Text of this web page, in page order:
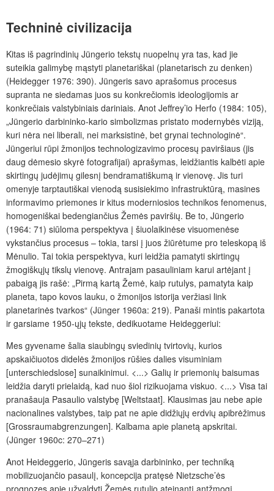
Techninė civilizacija
Kitas iš pagrindinių Jüngerio tekstų nuopelnų yra tas, kad jie
suteikia galimybę mąstyti planetariškai (planetarisch zu denken)
(Heidegger 1976: 390). Jüngeris savo aprašomus procesus
supranta ne siedamas juos su konkrečiomis ideologijomis ar
konkrečiais valstybiniais dariniais. Anot Jeffrey’io Herfo (1984: 105),
„Jüngerio darbininko-kario simbolizmas pristato modernybės viziją,
kuri nėra nei liberali, nei marksistinė, bet grynai technologinė“.
Jüngeriui rūpi žmonijos technologizavimo procesų paviršiaus (jis
daug dėmesio skyrė fotografijai) aprašymas, leidžiantis kalbėti apie
skirtingų judėjimų gilesnį bendramatiškumą ir vienovę. Jis turi
omenyje tarptautiškai vienodą susisiekimo infra­struktūrą, masines
informavimo priemones ir kitus moderniosios technikos fenomenus,
homogeniškai bedengiančius Žemės paviršių. Be to, Jüngerio
(1964: 71) siūloma perspektyva į šiuolaikinėse visuomenėse
vykstančius procesus – tokia, tarsi į juos žiūrėtume pro teleskopą iš
Mėnulio. Tai tokia perspektyva, kuri leidžia pamatyti skirtingų
žmogiškųjų tikslų vienovę. Antrajam pasauliniam karui artėjant į
pabaigą jis rašė: „Pirmą kartą Žemė, kaip rutulys, pamatyta kaip
planeta, tapo kovos lauku, o žmonijos istorija veržiasi link
planetarinės tvarkos“ (Jünger 1960a: 219). Panaši mintis pakartota
ir garsiame 1950-ųjų tekste, dedikuotame Heideggeriui:
Mes gyvename šalia siaubingų sviedinių tvirtovių, kurios
apskaičiuotos didelės žmonijos rūšies dalies visuminiam
[unterschiedslose] sunaikinimui. <...> Galių ir priemonių baisumas
leidžia daryti prielaidą, kad nuo šiol rizikuojama viskuo. <...> Visa tai
pranašauja Pasaulio valstybę [Weltstaat]. Klausimas jau nebe apie
nacionalines valstybes, taip pat ne apie didžiųjų erdvių apibrėžimus
[Grossraumabgrenzungen]. Kalbama apie planetą apskritai.
(Jünger 1960c: 270–271)
Anot Heideggerio, Jüngeris savąja darbininko, per techniką
mobilizuojančio pasaulį, koncepcija pratęsė Nietzsche’ės
prognozes apie užvaldyti Žemės rutulio ateinantį antžmogį